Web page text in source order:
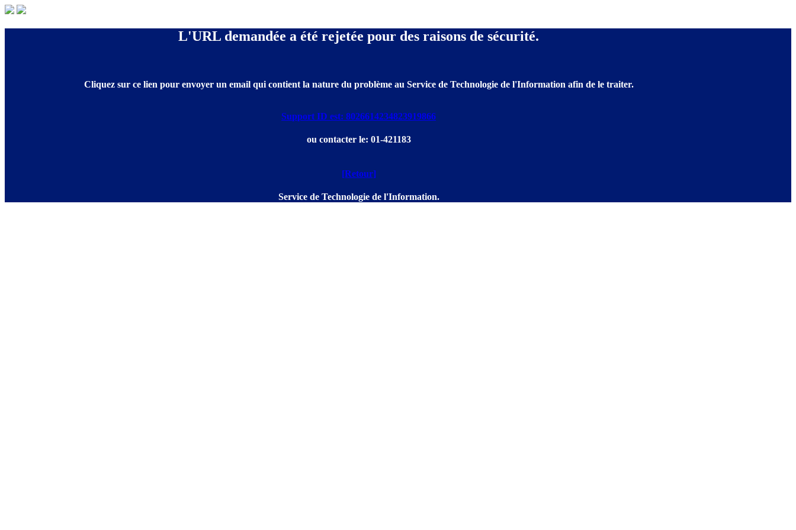
L'URL demandée a été rejetée pour des raisons de sécurité.
Cliquez sur ce lien pour envoyer un email qui contient la nature du problème au Service de Technologie de l'Information afin de le traiter.
Support ID est: 8026614234823919866
ou contacter le: 01-421183
[Retour]
Service de Technologie de l'Information.